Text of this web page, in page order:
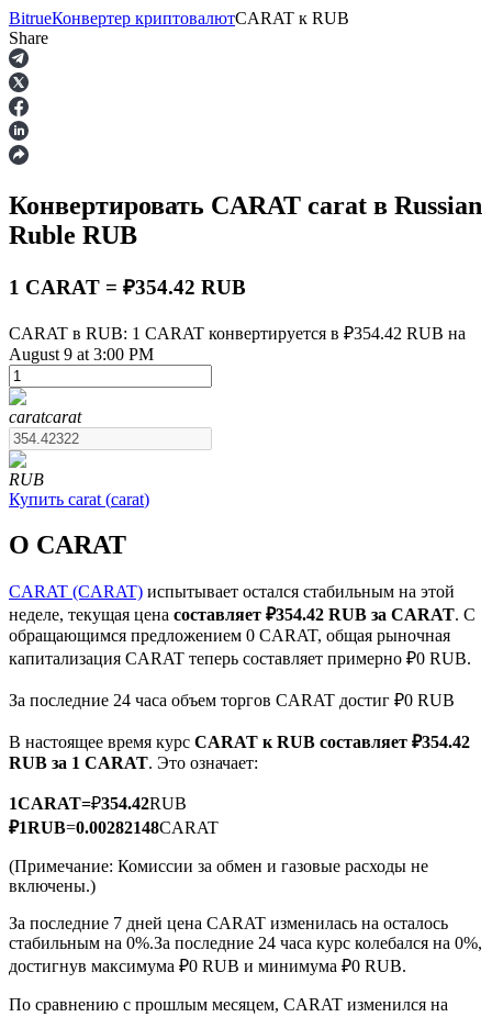
Фьючерсы
USDT-фьючерсы
Фьючерсы с использованием USDT в качестве
обеспечения
Фьючерсы на COIN-M
Криптовалютные фьючерсы
TradFi
сырьевые товары
BitrueКонвертер криптовалютCARAT к RUB
Share
Конвертировать CARAT carat в Russian
Ruble RUB
1 CARAT = ₽354.42 RUB
CARAT в RUB: 1 CARAT конвертируется в ₽354.42 RUB на
August 9 at 3:00 PM
caratcarat
RUB
Купить carat (carat)
О CARAT
CARAT (CARAT) испытывает остался стабильным на этой
неделе, текущая цена составляет ₽354.42 RUB за CARAT. С
обращающимся предложением 0 CARAT, общая рыночная
капитализация CARAT теперь составляет примерно ₽0 RUB.
За последние 24 часа объем торгов CARAT достиг ₽0 RUB
В настоящее время курс CARAT к RUB составляет ₽354.42
RUB за 1 CARAT. Это означает:
1CARAT=₽354.42RUB
₽1RUB=0.00282148CARAT
(Примечание: Комиссии за обмен и газовые расходы не
включены.)
За последние 7 дней цена CARAT изменилась на осталось
стабильным на 0%.За последние 24 часа курс колебался на 0%,
достигнув максимума ₽0 RUB и минимума ₽0 RUB.
По сравнению с прошлым месяцем, CARAT изменился на